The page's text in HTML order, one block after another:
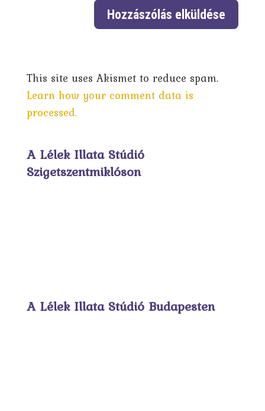
This site uses Akismet to reduce spam.
Learn how your comment data is
processed.
A Lélek Illata Stúdió
Szigetszentmiklóson
A Lélek Illata Stúdió Budapesten